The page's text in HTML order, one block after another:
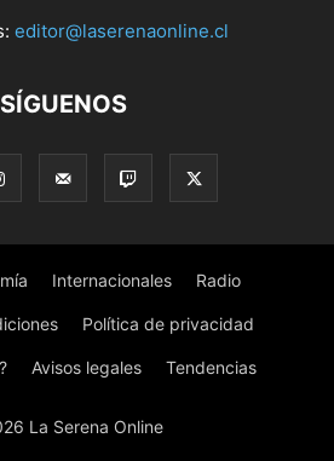
editor@laserenaonline.cl
SÍGUENOS
Internacionales Radio
Política de privacidad
Avisos legales Tendencias
La Serena Online